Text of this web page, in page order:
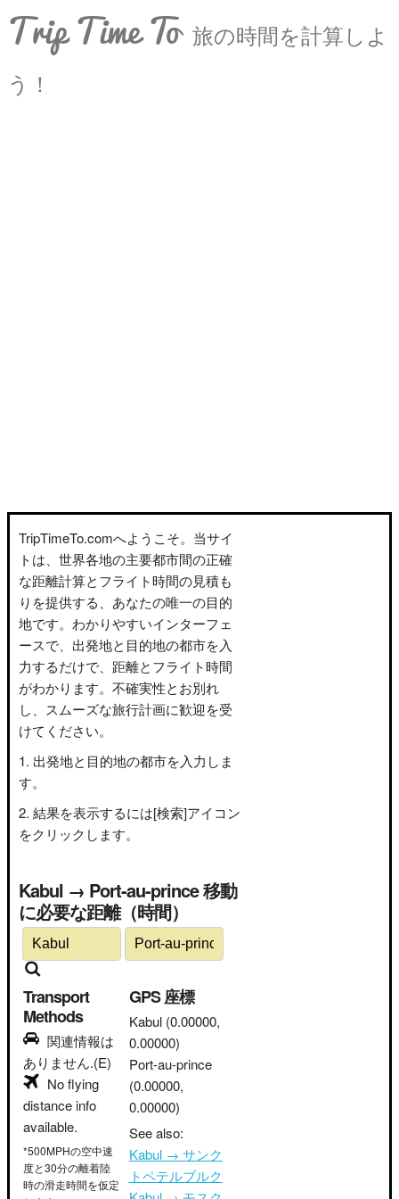
Trip Time To 旅の時間を計算しよ
う！
TripTimeTo.comへようこそ。当サイ
トは、世界各地の主要都市間の正確
な距離計算とフライト時間の見積も
りを提供する、あなたの唯一の目的
地です。わかりやすいインターフェ
ースで、出発地と目的地の都市を入
力するだけで、距離とフライト時間
がわかります。不確実性とお別れ
し、スムーズな旅行計画に歓迎を受
けてください。
出発地と目的地の都市を入力しま
す。
結果を表示するには[検索]アイコン
をクリックします。
Kabul → Port-au-prince 移動
に必要な距離（時間）
Transport
Methods
関連情報は
ありません.(E)
No flying
distance info
available.
*500MPHの空中速
度と30分の離着陸
時の滑走時間を仮定
GPS 座標
Kabul (0.00000,
0.00000)
Port-au-prince
(0.00000,
0.00000)
See also:
Kabul → サンク
トペテルブルク